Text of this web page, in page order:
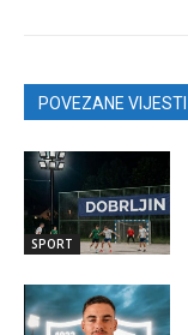
POVEZANE VIJESTI
SPORT